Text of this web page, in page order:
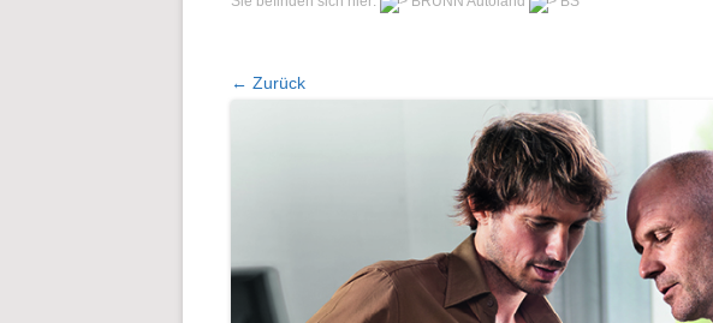
← Zurück